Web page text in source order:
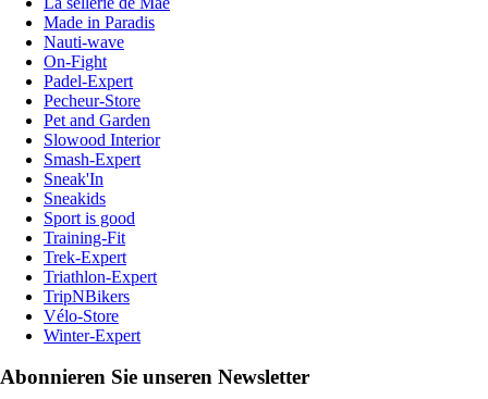
Made in Paradis
Nauti-wave
On-Fight
Padel-Expert
Pecheur-Store
Pet and Garden
Slowood Interior
Smash-Expert
Sneak'In
Sneakids
Sport is good
Training-Fit
Trek-Expert
Triathlon-Expert
TripNBikers
Vélo-Store
Winter-Expert
Abonnieren Sie unseren Newsletter